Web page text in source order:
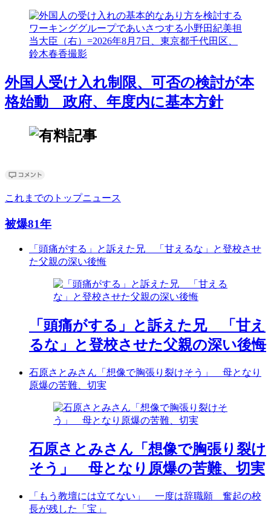
外国人受け入れ制限、可否の検討が本
格始動 政府、年度内に基本方針
これまでのトップニュース
被爆81年
「頭痛がする」と訴えた兄 「甘えるな」と登校させ
た父親の深い後悔
「頭痛がする」と訴えた兄 「甘え
るな」と登校させた父親の深い後悔
石原さとみさん「想像で胸張り裂けそう」 母となり
原爆の苦難、切実
石原さとみさん「想像で胸張り裂け
そう」 母となり原爆の苦難、切実
「もう教壇には立てない」 一度は辞職願 奮起の校
長が残した「宝」